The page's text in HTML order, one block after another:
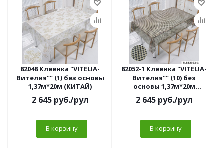
82048 Клеенка "VITELIA-
Вителия"" (1) без основы
1,37м*20м (КИТАЙ)
2 645руб./рул
В корзину
82052-1 Клеенка "VITELIA-
Вителия"" (10) без
основы 1,37м*20м
(КИТАЙ)
2 645руб./рул
В корзину